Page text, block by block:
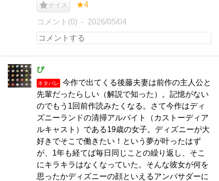
ナイス ★4
コメント(0) 2026/05/04
ぴ
ネタバレ
今作で出てくる後藤夫妻は前作の主人公と
先輩だったらしい（解説で知った）。記憶がない
のでもう1回前作読みたくなる。さて今作はディ
ズニーランドの清掃アルバイト（カストーディア
ルキャスト）である19歳の女子。ディズニーが大
好きでそこで働きたい！という夢が叶ったはず
が、1年も経てば毎日同じことの繰り返し、そこ
にキラキラはなくなっていた。そんな彼女が何を
思ったかディズニーの顔といえるアンバサダーに